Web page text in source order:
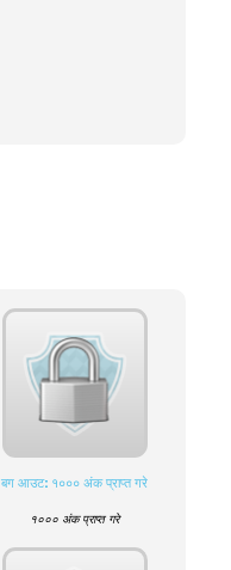
बग आउट: १००० अंक प्राप्त गरे
१००० अंक प्राप्त गरे